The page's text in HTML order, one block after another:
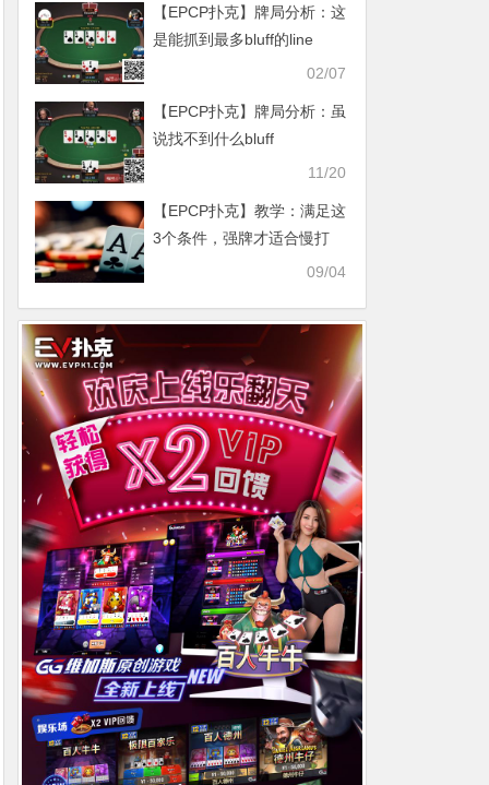
【EPCP扑克】牌局分析：这
是能抓到最多bluff的line
02/07
【EPCP扑克】牌局分析：虽
说找不到什么bluff
11/20
【EPCP扑克】教学：满足这
3个条件，强牌才适合慢打
09/04